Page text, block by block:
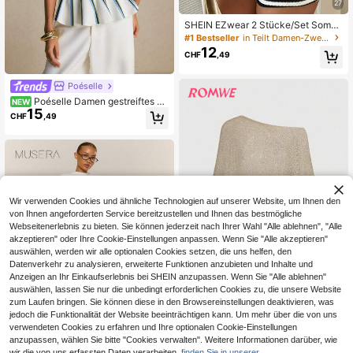
Poéselle
NEW Poéselle Damen gestreiftes Fa
rbblock Lässig vielseitiges Alltags S
tricktop
CHF15 ,49
27
SHEIN EZwear 2 Stücke/Set Somm
er schwarz & weiß gestreiftes Kurz
arm T-Shirt und Shorts Lässig Outfit
#1 Bestseller in Teilt Damen-Zweiteiler
CHF12 ,49
18
ROMWE
ROMWE Hippie Locker gestrickte Bl
use mit Cut-Out-Muster für Frauen,
CHF6,79
Wir verwenden Cookies und ähnliche Technologien auf unserer Website, um Ihnen den
von Ihnen angeforderten Service bereitzustellen und Ihnen das bestmögliche
Webseitenerlebnis zu bieten. Sie können jederzeit nach Ihrer Wahl "Alle ablehnen", "Alle
akzeptieren" oder Ihre Cookie-Einstellungen anpassen. Wenn Sie "Alle akzeptieren"
auswählen, werden wir alle optionalen Cookies setzen, die uns helfen, den
Datenverkehr zu analysieren, erweiterte Funktionen anzubieten und Inhalte und
Anzeigen an Ihr Einkaufserlebnis bei SHEIN anzupassen. Wenn Sie "Alle ablehnen"
auswählen, lassen Sie nur die unbedingt erforderlichen Cookies zu, die unsere Website
zum Laufen bringen. Sie können diese in den Browsereinstellungen deaktivieren, was
jedoch die Funktionalität der Website beeinträchtigen kann. Um mehr über die von uns
verwendeten Cookies zu erfahren und Ihre optionalen Cookie-Einstellungen
anzupassen, wählen Sie bitte "Cookies verwalten". Weitere Informationen darüber, wie